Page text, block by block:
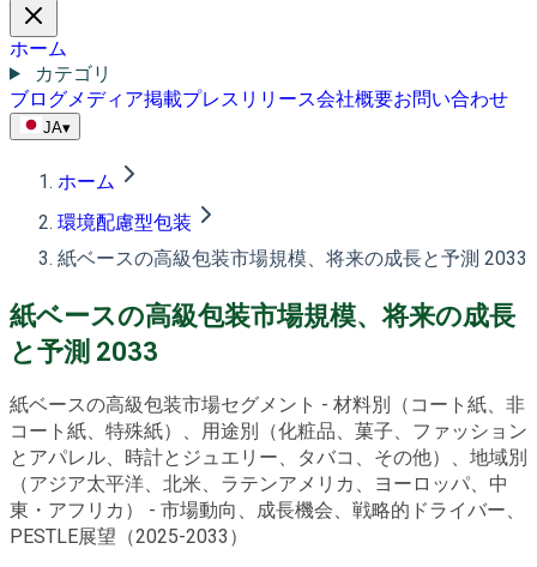
ホーム
カテゴリ
ブログメディア掲載プレスリリース会社概要お問い合わせ
JA▾
ホーム
環境配慮型包装
紙ベースの高級包装市場規模、将来の成長と予測 2033
紙ベースの高級包装市場規模、将来の成長
と予測 2033
紙ベースの高級包装市場セグメント - 材料別（コート紙、非
コート紙、特殊紙）、用途別（化粧品、菓子、ファッション
とアパレル、時計とジュエリー、タバコ、その他）、地域別
（アジア太平洋、北米、ラテンアメリカ、ヨーロッパ、中
東・アフリカ） - 市場動向、成長機会、戦略的ドライバー、
PESTLE展望（2025-2033）